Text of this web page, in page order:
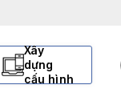
Xây
dựng
cấu hình